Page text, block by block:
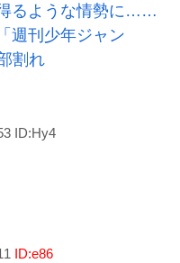
るような情勢に……
週刊少年ジャン
割れ
ID:Hy4
ID:e86